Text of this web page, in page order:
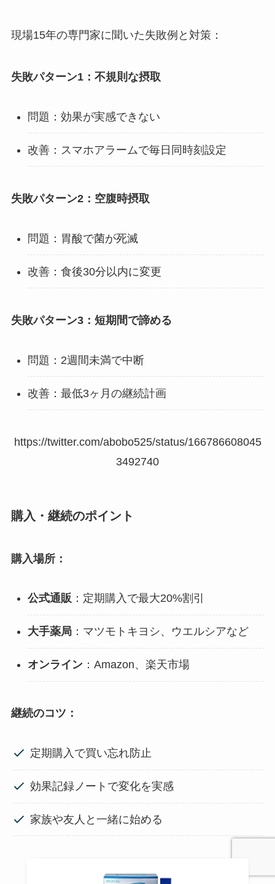
現場15年の専門家に聞いた失敗例と対策：
失敗パターン1：不規則な摂取
問題：効果が実感できない
改善：スマホアラームで毎日同時刻設定
失敗パターン2：空腹時摂取
問題：胃酸で菌が死滅
改善：食後30分以内に変更
失敗パターン3：短期間で諦める
問題：2週間未満で中断
改善：最低3ヶ月の継続計画
https://twitter.com/abobo525/status/166786608045
3492740
購入・継続のポイント
購入場所：
公式通販 ：定期購入で最大20%割引
大手薬局：マツモトキヨシ、ウエルシアなど
オンライン：Amazon、楽天市場
継続のコツ：
定期購入で買い忘れ防止
効果記録ノートで変化を実感
家族や友人と一緒に始める